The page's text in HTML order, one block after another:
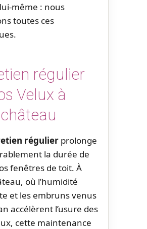
même : nous
toutes ces
régulier
Velux à
régulier prolonge
la durée de
fenêtres de toit. À
où l’humidité
et les embruns venus
accélèrent l’usure des
cette maintenance